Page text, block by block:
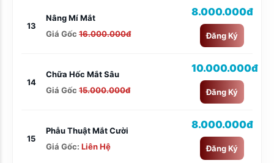
13
Nâng Mí Mắt
Giá Gốc 16.000.000đ
8.000.000đ
Đăng Ký
14
Chữa Hốc Mắt Sâu
Giá Gốc 15.000.000đ
10.000.000đ
Đăng Ký
15
Phẫu Thuật Mắt Cười
Giá Gốc: Liên Hệ
8.000.000đ
Đăng Ký